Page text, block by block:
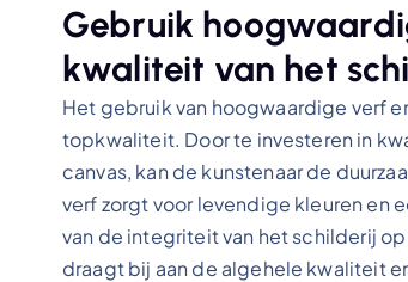
Gebruik
kwaliteit van het
Het gebruik van hoogwaardige verf
topkwaliteit. Door te investeren in
canvas, kan de kunstenaar de
verf zorgt voor levendige kleuren en
van de integriteit van het schilderij
draagt bij aan de algehele kwaliteit